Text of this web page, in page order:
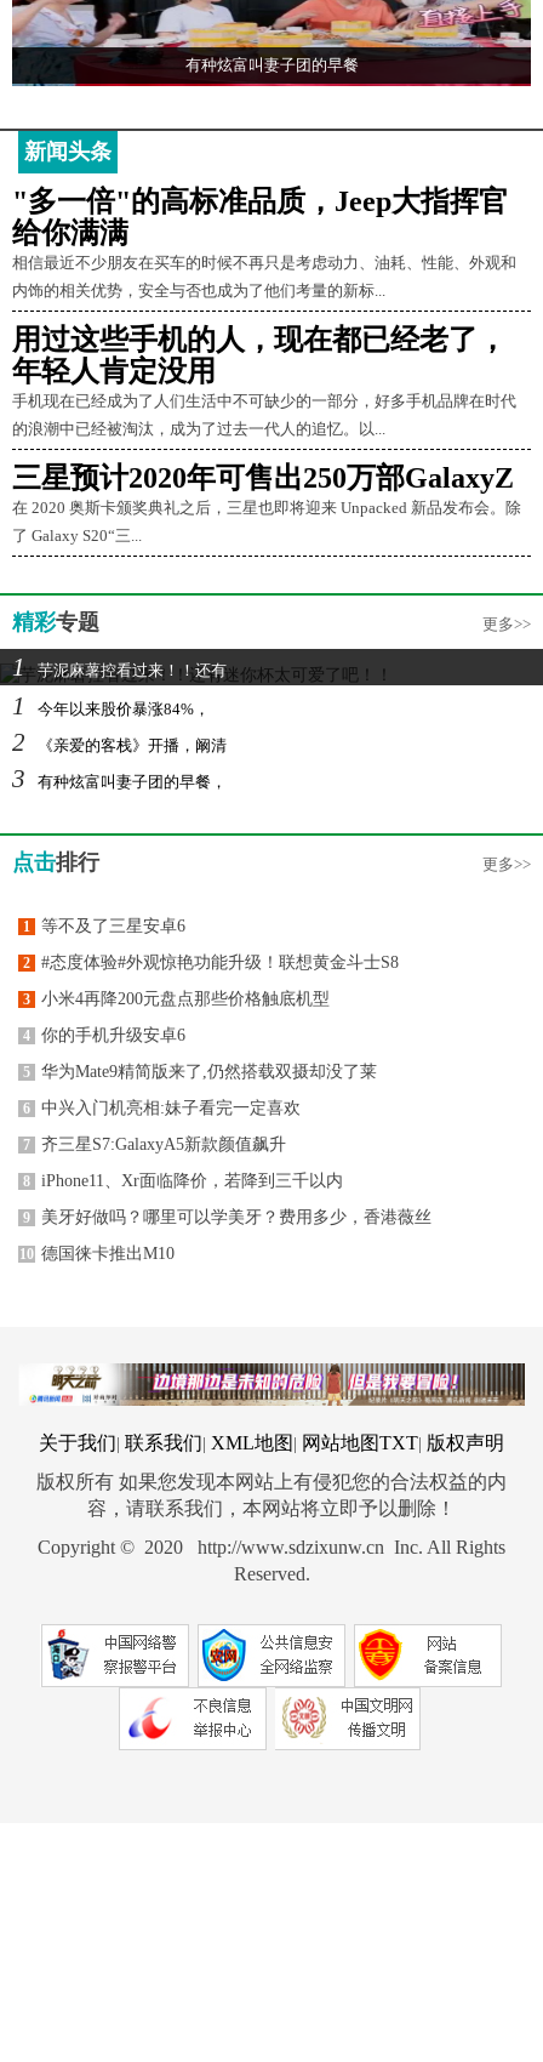
有种炫富叫妻子团的早餐
新闻头条
"多一倍"的高标准品质，Jeep大指挥官
给你满满
相信最近不少朋友在买车的时候不再只是考虑动力、油耗、性能、外观和
内饰的相关优势，安全与否也成为了他们考量的新标...
用过这些手机的人，现在都已经老了，
年轻人肯定没用
手机现在已经成为了人们生活中不可缺少的一部分，好多手机品牌在时代
的浪潮中已经被淘汰，成为了过去一代人的追忆。以...
三星预计2020年可售出250万部GalaxyZ
在 2020 奥斯卡颁奖典礼之后，三星也即将迎来 Unpacked 新品发布会。除
了 Galaxy S20“三...
精彩专题 更多>>
1 芋泥麻薯控看过来！！还有
1 今年以来股价暴涨84%，
2 《亲爱的客栈》开播，阚清
3 有种炫富叫妻子团的早餐，
点击排行 更多>>
1 等不及了三星安卓6
2 #态度体验#外观惊艳功能升级！联想黄金斗士S8
3 小米4再降200元盘点那些价格触底机型
4 你的手机升级安卓6
5 华为Mate9精简版来了,仍然搭载双摄却没了莱
6 中兴入门机亮相:妹子看完一定喜欢
7 齐三星S7:GalaxyA5新款颜值飙升
8 iPhone11、Xr面临降价，若降到三千以内
9 美牙好做吗？哪里可以学美牙？费用多少，香港薇丝
10 德国徕卡推出M10
关于我们| 联系我们| XML地图 | 网站地图TXT| 版权声明
版权所有 如果您发现本网站上有侵犯您的合法权益的内
容，请联系我们，本网站将立即予以删除！
Copyright © 2020 http://www.sdzixunw.cn Inc. All Rights
Reserved.